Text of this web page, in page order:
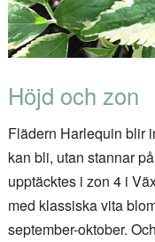
Höjd och zon
Flädern Harlequin blir
kan bli, utan stannar
upptäcktes i zon 4 i
med klassiska vita
september-oktober.